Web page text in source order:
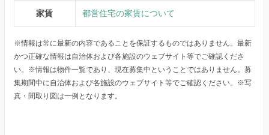
家賃 都営住宅の家賃について
※情報は常に最新の内容であることを保証するものではありません。最新
かつ正確な情報は自治体および各施設のウェブサイト等でご確認くださ
い。※情報は物件一覧であり、現在募集中ということではありません。募
集期間中に自治体および各施設のウェブサイト等でご確認ください。※写
真・間取り図は一例となります。